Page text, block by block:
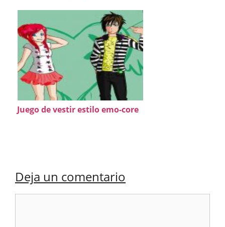
Juego de vestir estilo emo-core
Deja un comentario